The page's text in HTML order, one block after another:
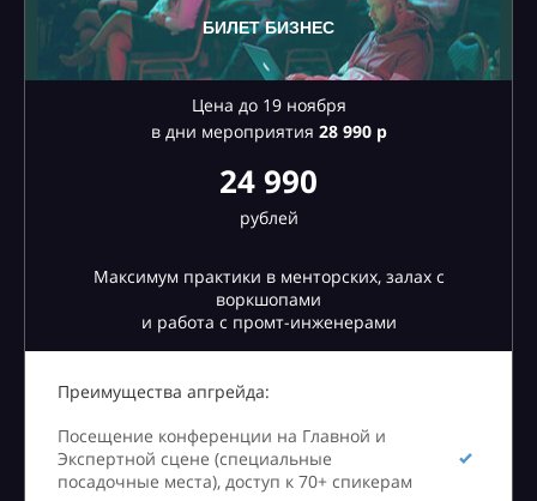
БИЛЕТ БИЗНЕС
Цена до 19 ноября
в дни мероприятия 28990 р
24 990
рублей
Максимум практики в менторских, залах с
воркшопами
и работа с промт-инженерами
Преимущества апгрейда:
Посещение конференции на Главной и
Экспертной сцене (специальные
посадочные места), доступ к 70+ спикерам